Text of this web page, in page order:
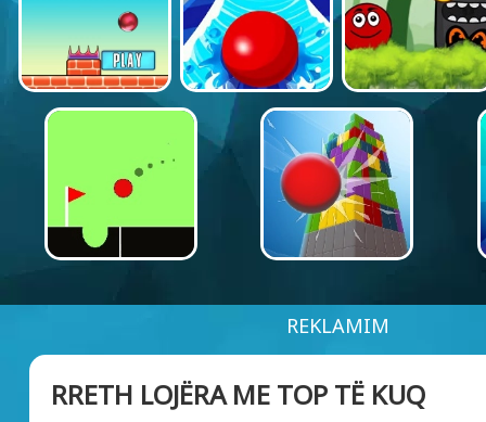
REKLAMIM
RRETH LOJËRA ME TOP TË KUQ